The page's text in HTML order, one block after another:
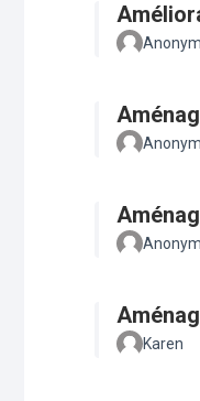
Karen